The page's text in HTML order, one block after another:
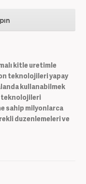
kitle uretimle
teknolojileri yapay
kullanabilmek
teknolojileri
sahip milyonlarca
duzenlemeleri ve